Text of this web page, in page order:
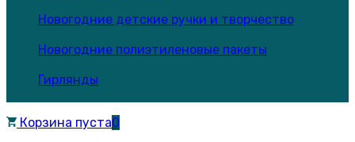
Новогодние детские ручки и творчество
Новогодние полиэтиленовые пакеты
Гирлянды
Корзина пуста0